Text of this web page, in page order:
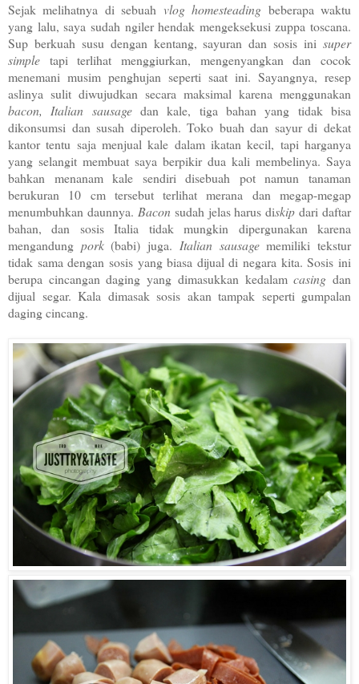
Sejak melihatnya di sebuah vlog homesteading beberapa waktu
yang lalu, saya sudah ngiler hendak mengeksekusi zuppa toscana.
Sup berkuah susu dengan kentang, sayuran dan sosis ini super
simple tapi terlihat menggiurkan, mengenyangkan dan cocok
menemani musim penghujan seperti saat ini. Sayangnya, resep
aslinya sulit diwujudkan secara maksimal karena menggunakan
bacon, Italian sausagedan kale, tiga bahan yang tidak bisa
dikonsumsi dan susah diperoleh. Toko buah dan sayur di dekat
kantor tentu saja menjual kale dalam ikatan kecil, tapi harganya
yang selangit membuat saya berpikir dua kali membelinya. Saya
bahkan menanam kale sendiri disebuah pot namun tanaman
berukuran 10 cm tersebut terlihat merana dan megap-megap
menumbuhkan daunnya. Baconsudah jelas harus diskipdari daftar
bahan, dan sosis Italia tidak mungkin dipergunakan karena
mengandung pork(babi) juga. Italian sausagememiliki tekstur
tidak sama dengan sosis yang biasa dijual di negara kita. Sosis ini
berupa cincangan daging yang dimasukkan kedalamcasing dan
dijual segar. Kala dimasak sosis akan tampak seperti gumpalan
daging cincang.